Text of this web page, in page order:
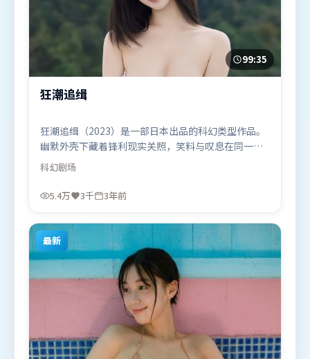
99:35
狂潮追缉
狂潮追缉（2023）是一部日本出品的科幻类型作品。
幽默外壳下藏着锋利现实关照，笑料与叹息在同一场
景里并存。动作场面设计讲究空间与节奏，文戏部分
同样扎实耐嚼。由乌尔善执导，阿米尔·汗、古天
乐、迪皮卡·帕度柯妮，周迅等联袂出演。影片于
喜欢科幻题材的观众观看。
科幻剧场
5.4万 3千 3年前
最新